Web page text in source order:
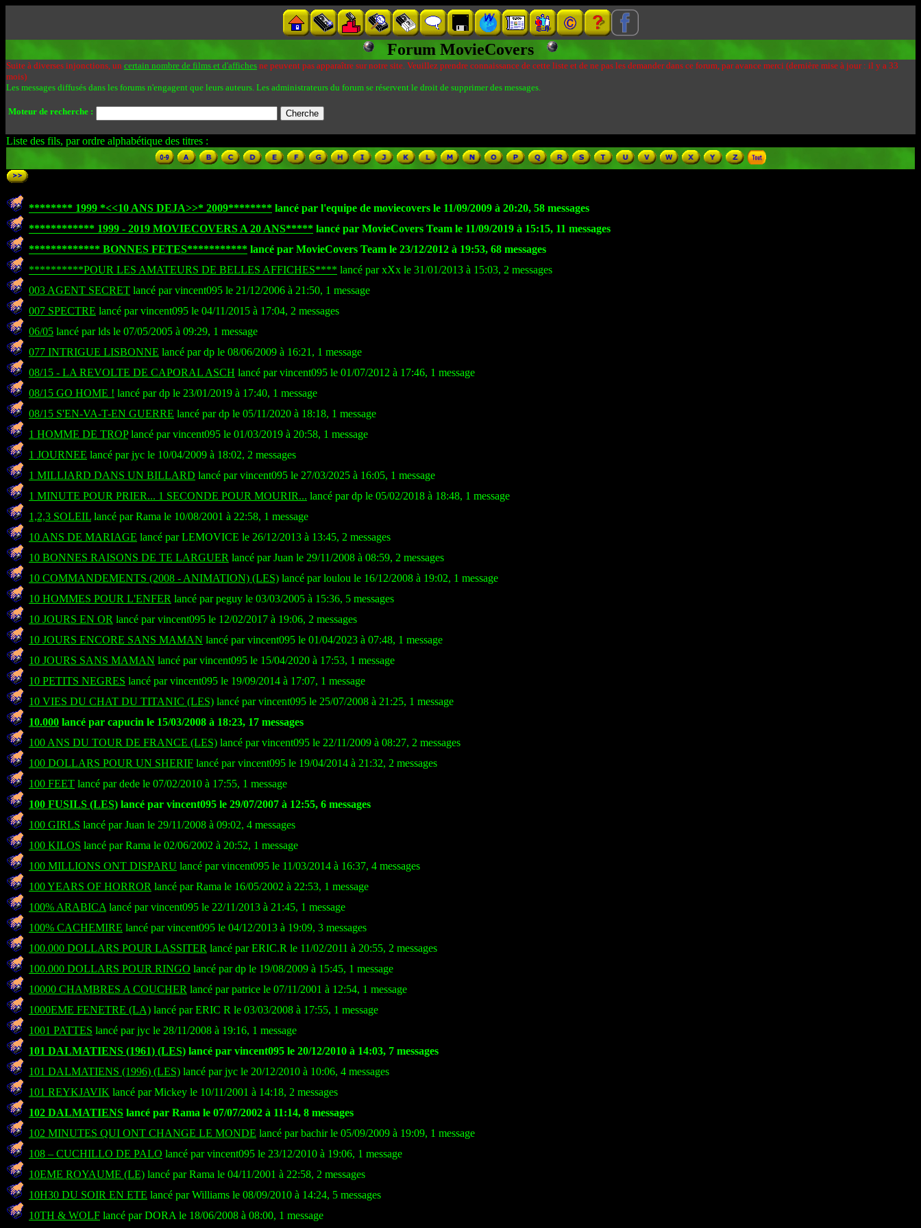
Forum MovieCovers
Suite à diverses injonctions, un certain nombre de films et d'affiches ne peuvent pas apparaître sur notre site. Veuillez prendre connaissance de cette liste et de ne pas les demander dans ce forum, par avance merci (dernière mise à jour : il y a 33
mois)
Les messages diffusés dans les forums n'engagent que leurs auteurs. Les administrateurs du forum se réservent le droit de supprimer des messages.
Moteur de recherche :
Liste des fils, par ordre alphabétique des titres :
******** 1999 *<<10 ANS DEJA>>* 2009******** lancé par l'equipe de moviecovers le 11/09/2009 à 20:20, 58 messages
************ 1999 - 2019 MOVIECOVERS A 20 ANS***** lancé par MovieCovers Team le 11/09/2019 à 15:15, 11 messages
************* BONNES FETES*********** lancé par MovieCovers Team le 23/12/2012 à 19:53, 68 messages
**********POUR LES AMATEURS DE BELLES AFFICHES**** lancé par xXx le 31/01/2013 à 15:03, 2 messages
003 AGENT SECRET lancé par vincent095 le 21/12/2006 à 21:50, 1 message
007 SPECTRE lancé par vincent095 le 04/11/2015 à 17:04, 2 messages
06/05 lancé par lds le 07/05/2005 à 09:29, 1 message
077 INTRIGUE LISBONNE lancé par dp le 08/06/2009 à 16:21, 1 message
08/15 - LA REVOLTE DE CAPORAL ASCH lancé par vincent095 le 01/07/2012 à 17:46, 1 message
08/15 GO HOME ! lancé par dp le 23/01/2019 à 17:40, 1 message
08/15 S'EN-VA-T-EN GUERRE lancé par dp le 05/11/2020 à 18:18, 1 message
1 HOMME DE TROPlancé par vincent095 le 01/03/2019 à 20:58, 1 message
1 JOURNEE lancé par jyc le 10/04/2009 à 18:02, 2 messages
1 MILLIARD DANS UN BILLARD lancé par vincent095 le 27/03/2025 à 16:05, 1 message
1 MINUTE POUR PRIER... 1 SECONDE POUR MOURIR... lancé par dp le 05/02/2018 à 18:48, 1 message
1,2,3 SOLEIL lancé par Rama le 10/08/2001 à 22:58, 1 message
10 ANS DE MARIAGE lancé par LEMOVICE le 26/12/2013 à 13:45, 2 messages
10 BONNES RAISONS DE TE LARGUER lancé par Juan le 29/11/2008 à 08:59, 2 messages
10 COMMANDEMENTS (2008 - ANIMATION) (LES) lancé par loulou le 16/12/2008 à 19:02, 1 message
10 HOMMES POUR L'ENFER lancé par peguy le 03/03/2005 à 15:36, 5 messages
10 JOURS EN OR lancé par vincent095 le 12/02/2017 à 19:06, 2 messages
10 JOURS ENCORE SANS MAMAN lancé par vincent095 le 01/04/2023 à 07:48, 1 message
10 JOURS SANS MAMAN lancé par vincent095 le 15/04/2020 à 17:53, 1 message
10 PETITS NEGRES lancé par vincent095 le 19/09/2014 à 17:07, 1 message
10 VIES DU CHAT DU TITANIC (LES) lancé par vincent095 le 25/07/2008 à 21:25, 1 message
10.000 lancé par capucin le 15/03/2008 à 18:23, 17 messages
100 ANS DU TOUR DE FRANCE (LES) lancé par vincent095 le 22/11/2009 à 08:27, 2 messages
100 DOLLARS POUR UN SHERIF lancé par vincent095 le 19/04/2014 à 21:32, 2 messages
100 FEET lancé par dede le 07/02/2010 à 17:55, 1 message
100 FUSILS (LES) lancé par vincent095 le 29/07/2007 à 12:55, 6 messages
100 GIRLS lancé par Juan le 29/11/2008 à 09:02, 4 messages
100 KILOS lancé par Rama le 02/06/2002 à 20:52, 1 message
100 MILLIONS ONT DISPARU lancé par vincent095 le 11/03/2014 à 16:37, 4 messages
100 YEARS OF HORROR lancé par Rama le 16/05/2002 à 22:53, 1 message
100% ARABICA lancé par vincent095 le 22/11/2013 à 21:45, 1 message
100% CACHEMIRE lancé par vincent095 le 04/12/2013 à 19:09, 3 messages
100.000 DOLLARS POUR LASSITER lancé par ERIC.R le 11/02/2011 à 20:55, 2 messages
100.000 DOLLARS POUR RINGO lancé par dp le 19/08/2009 à 15:45, 1 message
10000 CHAMBRES A COUCHER lancé par patrice le 07/11/2001 à 12:54, 1 message
1000EME FENETRE (LA) lancé par ERIC R le 03/03/2008 à 17:55, 1 message
1001 PATTES lancé par jyc le 28/11/2008 à 19:16, 1 message
101 DALMATIENS (1961) (LES) lancé par vincent095 le 20/12/2010 à 14:03, 7 messages
101 DALMATIENS (1996) (LES) lancé par jyc le 20/12/2010 à 10:06, 4 messages
101 REYKJAVIK lancé par Mickey le 10/11/2001 à 14:18, 2 messages
102 DALMATIENS lancé par Rama le 07/07/2002 à 11:14, 8 messages
102 MINUTES QUI ONT CHANGE LE MONDE lancé par bachir le 05/09/2009 à 19:09, 1 message
108 – CUCHILLO DE PALO lancé par vincent095 le 23/12/2010 à 19:06, 1 message
10EME ROYAUME (LE) lancé par Rama le 04/11/2001 à 22:58, 2 messages
10H30 DU SOIR EN ETE lancé par Williams le 08/09/2010 à 14:24, 5 messages
10TH & WOLF lancé par DORA le 18/06/2008 à 08:00, 1 message